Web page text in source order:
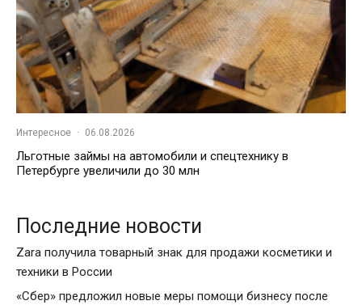
Интересное · 06.08.2026
Льготные займы на автомобили и спецтехнику в
Петербурге увеличили до 30 млн
Последние новости
Zara получила товарный знак для продажи косметики и
техники в России
«Сбер» предложил новые меры помощи бизнесу после